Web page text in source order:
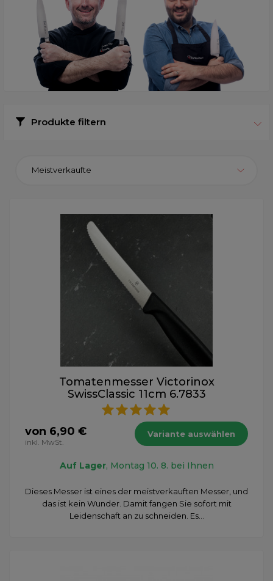
Produkte filtern
Meistverkaufte
Tomatenmesser Victorinox
SwissClassic 11cm 6.7833
von 6,90 €
inkl. MwSt.
Variante auswählen
Auf Lager, Montag 10. 8. bei Ihnen
Dieses Messer ist eines der meistverkauften Messer, und
das ist kein Wunder. Damit fangen Sie sofort mit
Leidenschaft an zu schneiden. Es...